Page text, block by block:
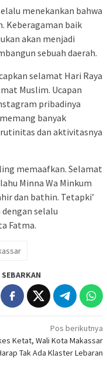
menekankan bahwa
Keberagaman baik
akan menjadi
sebuah daerah.
selamat Hari Raya
Muslim. Ucapan
pribadinya
banyak
dan aktivitasnya
memaafkan. Selamat
Minna Wa Minkum
dan bathin. Tetapki’
selalu
Fatma.
SEBARKAN
Pos berikutnya
Ketat, Wali Kota Makassar
Tak Ada Klaster Lebaran